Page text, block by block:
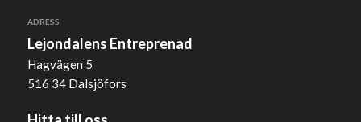
ADRESS
Lejondalens Entreprenad
Hagvägen 5
516 34 Dalsjöfors